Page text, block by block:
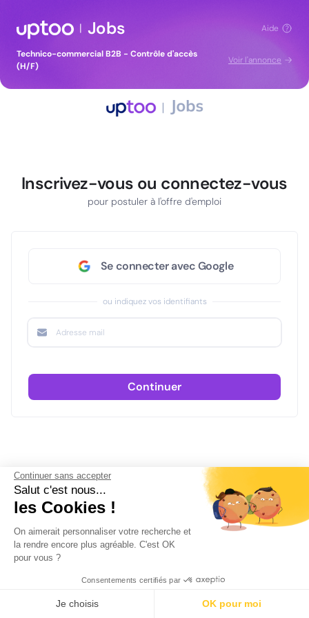
Continuer sans accepter
Salut c'est nous...
les Cookies !
On aimerait personnaliser votre recherche et
la rendre encore plus agréable. C'est OK
pour vous ?
Consentements certifiés par
Je choisis OK pour moi
| Jobs Aide
Technico-commercial B2B - Contrôle d'accès
(H/F)
Voir l'annonce
Inscrivez-vous ou connectez-vous
pour postuler à l'offre d'emploi
Se connecter avec Google
ou indiquez vos identifiants
Continuer